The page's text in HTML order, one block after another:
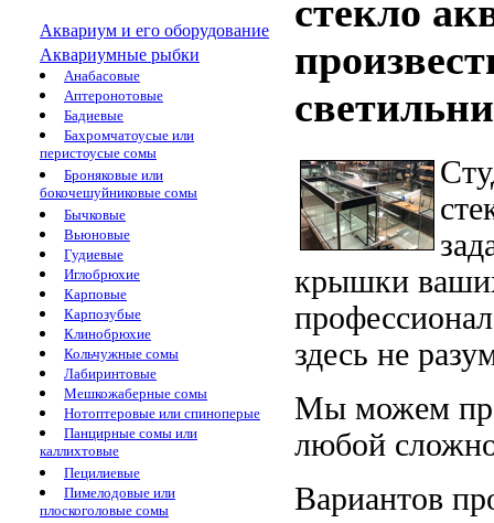
Аквариум и его оборудование
Аквариумные рыбки
Анабасовые
Аптеронотовые
Бадиевые
Бахромчатоусые или
перистоусые сомы
Броняковые или
бокочешуйниковые сомы
Бычковые
Вьюновые
Гудиевые
Иглобрюхие
Карповые
Карпозубые
Клинобрюхие
Кольчужные сомы
Лабиринтовые
Мешкожаберные сомы
Нотоптеровые или спиноперые
Панцирные сомы или
каллихтовые
Пецилиевые
Пимелодовые или
плоскоголовые сомы
стекло
крышки
здесь не
Мы можем
любой
Вариантов